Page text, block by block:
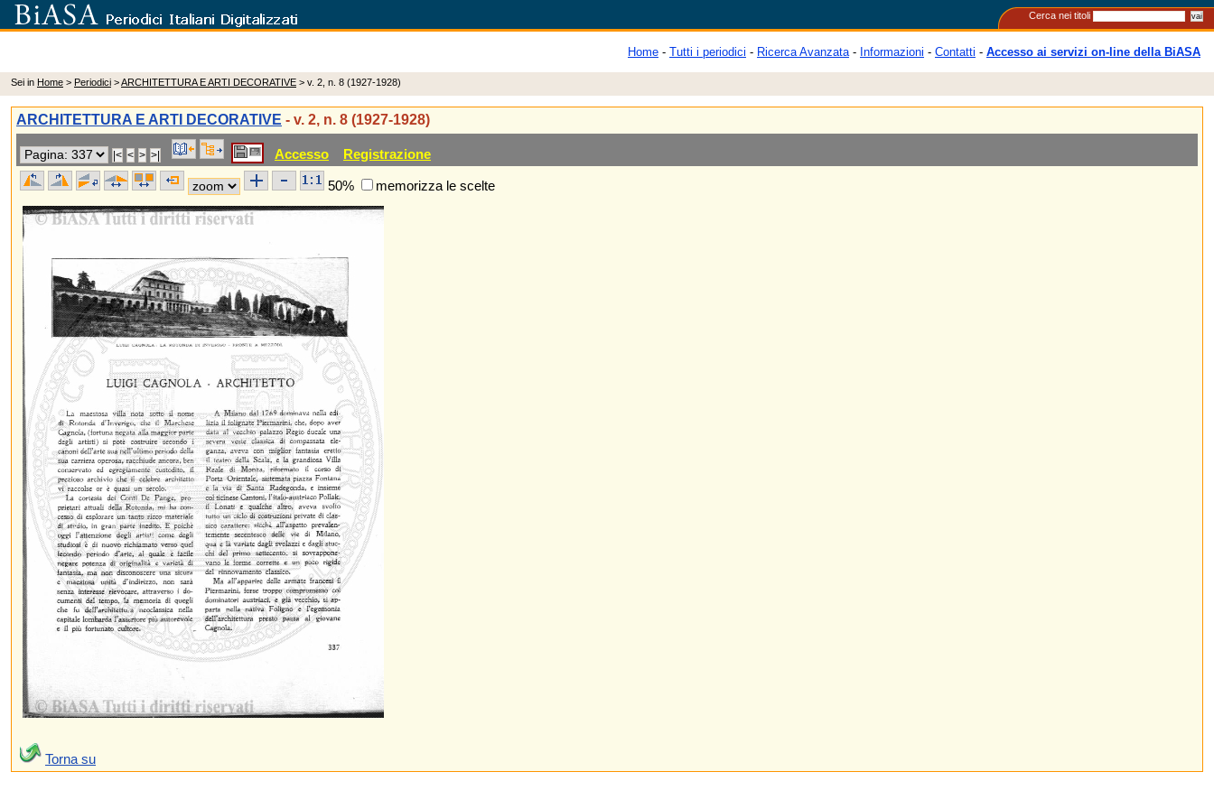
Cerca nei titoli
Home - Tutti i periodici - Ricerca Avanzata- Informazioni - Contatti - Accesso ai servizi on-line della BiASA
Sei in Home > Periodici >ARCHITETTURA E ARTI DECORATIVE > v. 2, n. 8 (1927-1928)
ARCHITETTURA E ARTI DECORATIVE - v. 2, n. 8 (1927-1928)
Accesso Registrazione
50% memorizza le scelte
Torna su